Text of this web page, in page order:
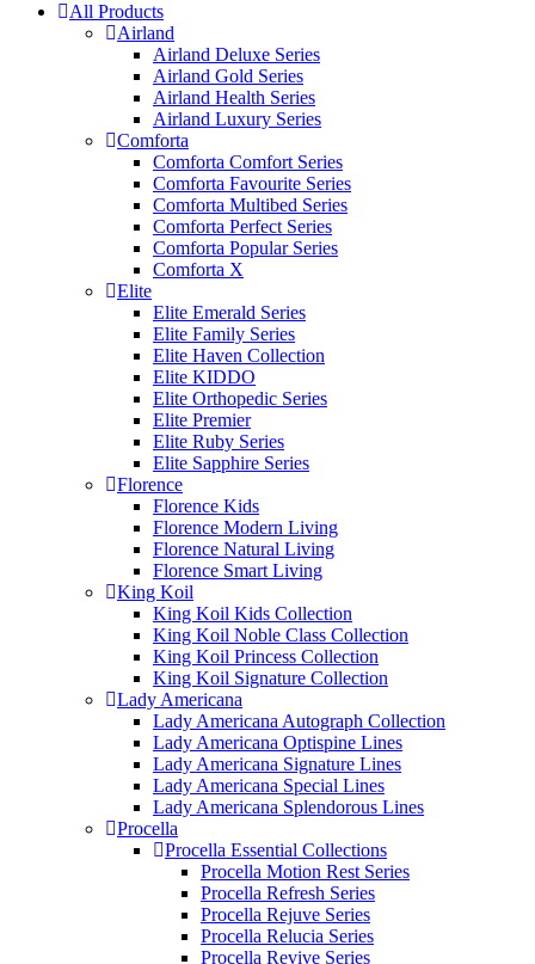
All Products
Airland
Airland Deluxe Series
Airland Gold Series
Airland Health Series
Airland Luxury Series
Comforta
Comforta Comfort Series
Comforta Favourite Series
Comforta Multibed Series
Comforta Perfect Series
Comforta Popular Series
Comforta X
Elite
Elite Emerald Series
Elite Family Series
Elite Haven Collection
Elite KIDDO
Elite Orthopedic Series
Elite Premier
Elite Ruby Series
Elite Sapphire Series
Florence
Florence Kids
Florence Modern Living
Florence Natural Living
Florence Smart Living
King Koil
King Koil Kids Collection
King Koil Noble Class Collection
King Koil Princess Collection
King Koil Signature Collection
Lady Americana
Lady Americana Autograph Collection
Lady Americana Optispine Lines
Lady Americana Signature Lines
Lady Americana Special Lines
Lady Americana Splendorous Lines
Procella
Procella Essential Collections
Procella Motion Rest Series
Procella Refresh Series
Procella Rejuve Series
Procella Relucia Series
Procella Revive Series